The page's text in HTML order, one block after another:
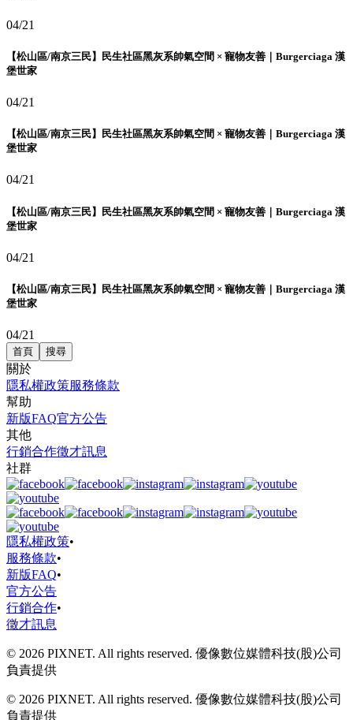
04/21
【松山區/南京三民】民生社區黑灰系帥氣空間 × 寵物友善｜Burgerciaga 漢
堡世家
04/21
【松山區/南京三民】民生社區黑灰系帥氣空間 × 寵物友善｜Burgerciaga 漢
堡世家
04/21
【松山區/南京三民】民生社區黑灰系帥氣空間 × 寵物友善｜Burgerciaga 漢
堡世家
04/21
【松山區/南京三民】民生社區黑灰系帥氣空間 × 寵物友善｜Burgerciaga 漢
堡世家
04/21
首頁 搜尋
關於
隱私權政策服務條款
幫助
新版FAQ官方公告
其他
行銷合作徵才訊息
社群
隱私權政策•
服務條款•
新版FAQ•
官方公告
行銷合作•
徵才訊息
© 2026 PIXNET. All rights reserved. 優像數位媒體科技(股)公司
負責提供
© 2026 PIXNET. All rights reserved. 優像數位媒體科技(股)公司
負責提供